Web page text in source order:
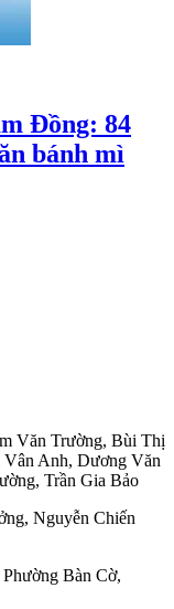
Đồng: 84
bánh mì
Văn Trường, Bùi Thị
Vân Anh, Dương Văn
, Trần Gia Bảo
, Nguyễn Chiến
Bàn Cờ,